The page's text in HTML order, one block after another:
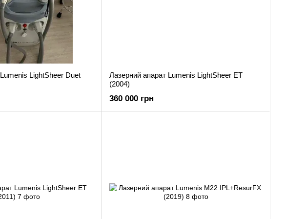
Лазерний апарат Lumenis LightSheer ET
(2004)
360 000 грн